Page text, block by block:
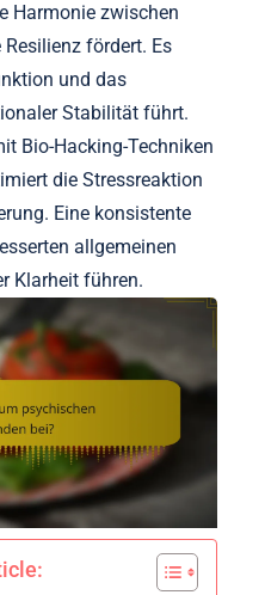
Harmonie zwischen
fördert. Es
und das
Stabilität führt.
Bio-Hacking-Techniken
die Stressreaktion
Eine konsistente
allgemeinen
Klarheit führen.